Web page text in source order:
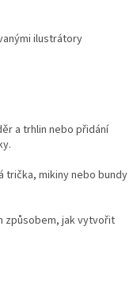
ilustrátory
a trhlin nebo přidání
trička, mikiny nebo bundy
způsobem, jak vytvořit